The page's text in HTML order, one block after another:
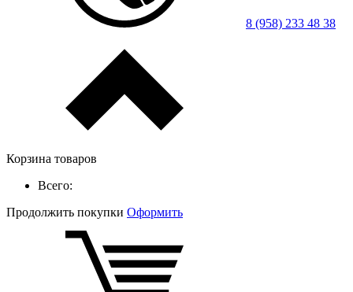
8 (958) 233 48 38
Корзина товаров
Всего:
Продолжить покупки Оформить